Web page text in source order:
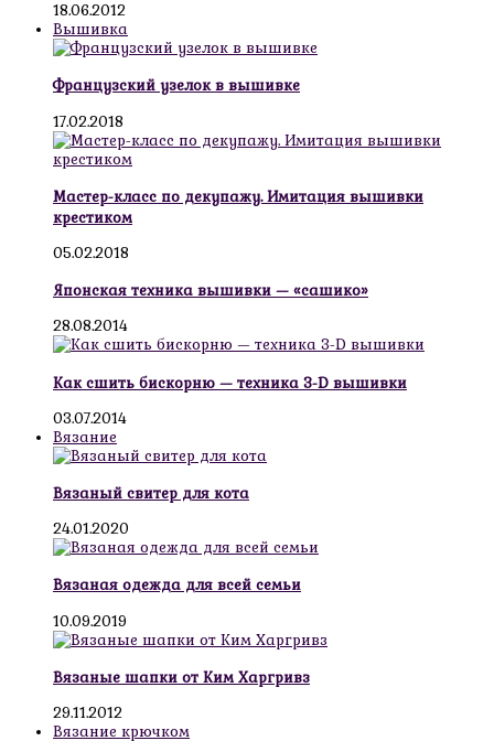
18.06.2012
Вышивка
Французский узелок в вышивке
17.02.2018
Мастер-класс по декупажу. Имитация вышивки
крестиком
05.02.2018
Японская техника вышивки — «сашико»
28.08.2014
Как сшить бискорню — техника 3-D вышивки
03.07.2014
Вязание
Вязаный свитер для кота
24.01.2020
Вязаная одежда для всей семьи
10.09.2019
Вязаные шапки от Ким Харгривз
29.11.2012
Вязание крючком